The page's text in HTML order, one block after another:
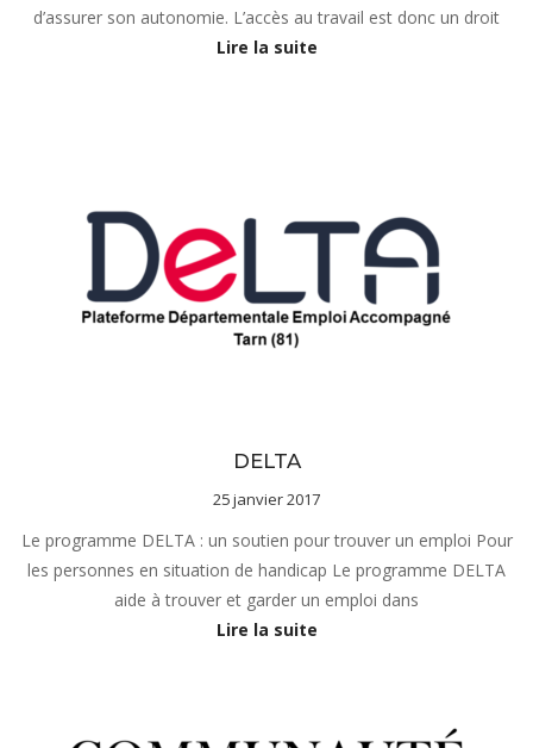
d’assurer son autonomie. L’accès au travail est donc un droit
Lire la suite
DELTA
25 janvier 2017
Le programme DELTA : un soutien pour trouver un emploi Pour
les personnes en situation de handicap Le programme DELTA
aide à trouver et garder un emploi dans
Lire la suite